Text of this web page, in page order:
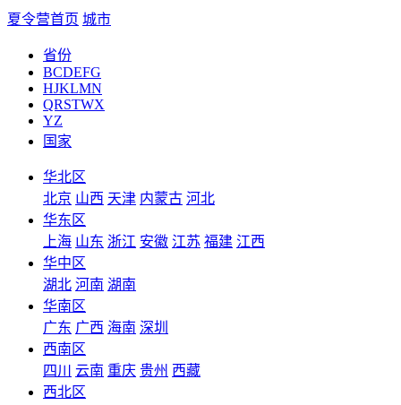
夏令营首页 城市
省份
BCDEFG
HJKLMN
QRSTWX
YZ
国家
华北区
北京 山西 天津 内蒙古 河北
华东区
上海 山东 浙江 安徽 江苏 福建 江西
华中区
湖北 河南 湖南
华南区
广东 广西 海南 深圳
西南区
四川
云南 重庆 贵州 西藏
西北区